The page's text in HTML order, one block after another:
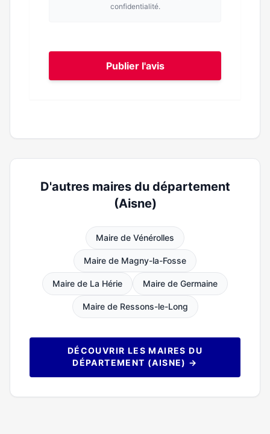
confidentialité.
Publier l'avis
D'autres maires du département
(Aisne)
Maire de Vénérolles
Maire de Magny-la-Fosse
Maire de La Hérie Maire de Germaine
Maire de Ressons-le-Long
DÉCOUVRIR LES MAIRES DU
DÉPARTEMENT (AISNE) →